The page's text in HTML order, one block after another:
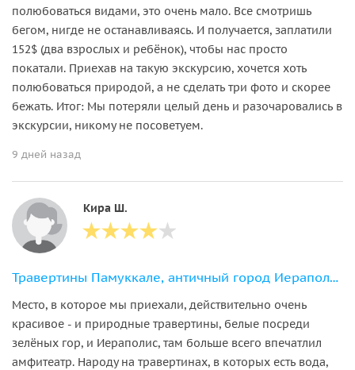
полюбоваться видами, это очень мало. Все смотришь
бегом, нигде не останавливаясь. И получается, заплатили
152$ (два взрослых и ребёнок), чтобы нас просто
покатали. Приехав на такую экскурсию, хочется хоть
полюбоваться природой, а не сделать три фото и скорее
бежать. Итог: Мы потеряли целый день и разочаровались в
экскурсии, никому не посоветуем.
9 дней назад
Кира Ш.
Травертины Памуккале, античный город Иераполис и озеро Салда из Сиде
Место, в которое мы приехали, действительно очень
красивое - и природные травертины, белые посреди
зелёных гор, и Иераполис, там больше всего впечатлил
амфитеатр. Народу на травертинах, в которых есть вода,